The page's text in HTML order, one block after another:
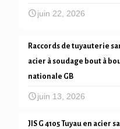
juin 22, 2026
Raccords de tuyauterie
acier à soudage bout à
nationale GB
juin 13, 2026
JIS G 4105 Tuyau en acier